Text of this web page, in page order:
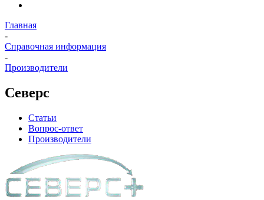
Главная
-
Справочная информация
-
Производители
Северс
Статьи
Вопрос-ответ
Производители